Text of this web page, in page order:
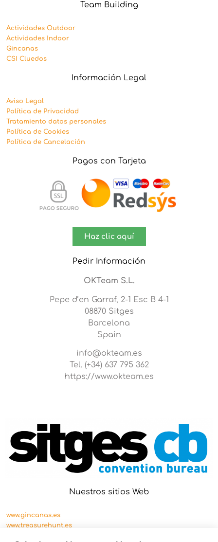
Team Building
Actividades Outdoor
Actividades Indoor
Gincanas
CSI Cluedos
Información Legal
Aviso Legal
Política de Privacidad
Tratamiento datos personales
Política de Cookies
Política de Cancelación
Pagos con Tarjeta
Haz clic aquí
Pedir Información
OKTeam S.L.
Pepe d’en Garraf, 2-1 Esc B 4-1
08870 Sitges
Barcelona
Spain
info@okteam.es
Tel. (+34) 637 795 362
https://www.okteam.es
Nuestros sitios Web
www.gincanas.es
www.treasurehunt.es